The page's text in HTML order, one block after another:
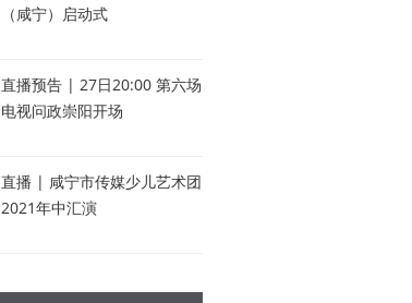
（咸宁）启动式
直播预告 | 27日20:00 第六场
电视问政崇阳开场
直播 | 咸宁市传媒少儿艺术团
2021年中汇演